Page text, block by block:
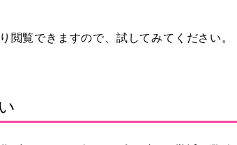
閲覧できますので、試してみてください。